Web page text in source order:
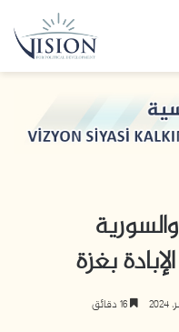
بغزة